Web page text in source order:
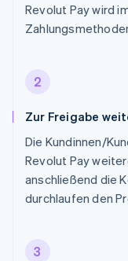
Revolut Pay wird
2
Zur Freigabe
Die Kundinnen/
Revolut Pay
anschließend die
durchlaufen den
3